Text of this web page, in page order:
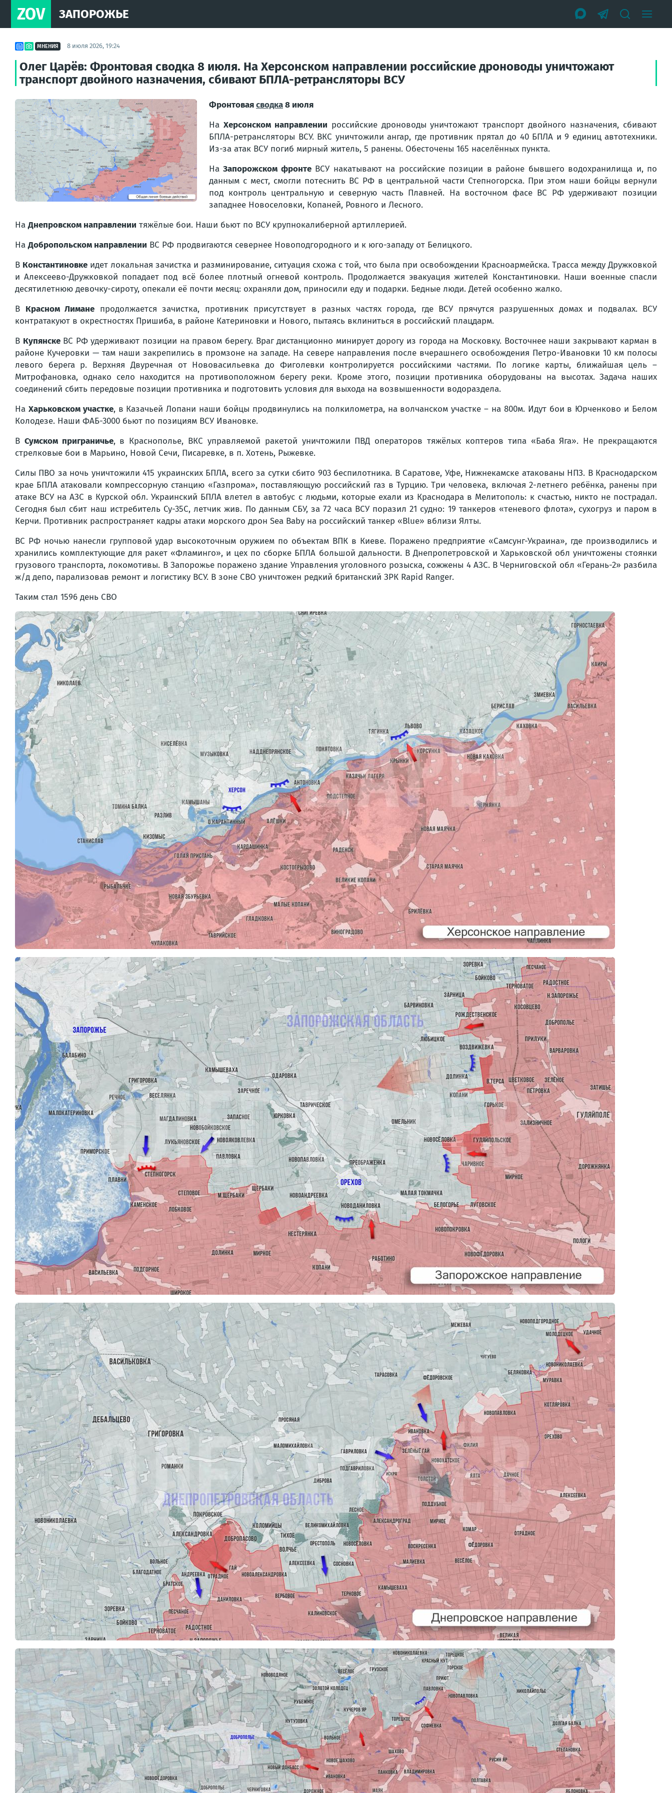
ZOV ЗАПОРОЖЬЕ
МНЕНИЯ 8 июля 2026, 19:24
Олег Царёв: Фронтовая сводка 8 июля. На Херсонском направлении российские дроноводы уничтожают
транспорт двойного назначения, сбивают БПЛА-ретрансляторы ВСУ
Фронтоваясводка8 июля
На Херсонском направлении российские дроноводы уничтожают транспорт двойного назначения, сбивают
БПЛА-ретрансляторы ВСУ. ВКС уничтожили ангар, где противник прятал до 40 БПЛА и 9 единиц автотехники.
Из-за атак ВСУ погиб мирный житель, 5 ранены. Обесточены 165 населённых пункта.
НаЗапорожском фронтеВСУ накатывают на российские позиции в районе бывшего водохранилища и, по
данным с мест, смогли потеснить ВС РФ в центральной части Степногорска. При этом наши бойцы вернули
под контроль центральную и северную часть Плавней. На восточном фасе ВС РФ удерживают позиции
западнее Новоселовки, Копаней, Ровного и Лесного.
НаДнепровском направлении тяжёлые бои. Наши бьют по ВСУ крупнокалиберной артиллерией.
НаДобропольском направлении ВС РФ продвигаются севернее Новоподгородного и к юго-западу от Белицкого.
В Константиновке идет локальная зачистка и разминирование, ситуация схожа с той, что была при освобождении Красноармейска. Трасса между Дружковкой
и Алексеево-Дружковкой попадает под всё более плотный огневой контроль. Продолжается эвакуация жителей Константиновки. Наши военные спасли
десятилетнюю девочку-сироту, опекали её почти месяц: охраняли дом, приносили еду и подарки. Бедные люди. Детей особенно жалко.
В Красном Лимане продолжается зачистка, противник присутствует в разных частях города, где ВСУ прячутся разрушенных домах и подвалах. ВСУ
контратакуют в окрестностях Пришиба, в районе Катериновки и Нового, пытаясь вклиниться в российский плацдарм.
В КупянскеВС РФ удерживают позиции на правом берегу. Враг дистанционно минирует дорогу из города на Московку. Восточнее наши закрывают карман в
районе Кучеровки — там наши закрепились в промзоне на западе. На севере направления после вчерашнего освобождения Петро-Ивановки 10 км полосы
левого берега р. Верхняя Двуречная от Нововасильевка до Фиголевки контролируется российскими частями. По логике карты, ближайшая цель –
Митрофановка, однако село находится на противоположном берегу реки. Кроме этого, позиции противника оборудованы на высотах. Задача наших
соединений сбить передовые позиции противника и подготовить условия для выхода на возвышенности водораздела.
На Харьковском участке, в Казачьей Лопани наши бойцы продвинулись на полкилометра, на волчанском участке – на 800м. Идут бои в Юрченково и Белом
Колодезе. Наши ФАБ-3000 бьют по позициям ВСУ Ивановке.
В Сумском приграничье, в Краснополье, ВКС управляемой ракетой уничтожили ПВД операторов тяжёлых коптеров типа «Баба Яга». Не прекращаются
стрелковые бои в Марьино, Новой Сечи, Писаревке, в п. Хотень, Рыжевке.
Силы ПВО за ночь уничтожили 415 украинских БПЛА, всего за сутки сбито 903 беспилотника. В Саратове, Уфе, Нижнекамске атакованы НПЗ. В Краснодарском
крае БПЛА атаковали компрессорную станцию «Газпрома», поставляющую российский газ в Турцию. Три человека, включая 2-летнего ребёнка, ранены при
атаке ВСУ на АЗС в Курской обл. Украинский БПЛА влетел в автобус с людьми, которые ехали из Краснодара в Мелитополь: к счастью, никто не пострадал.
Сегодня был сбит наш истребитель Су-35С, летчик жив. По данным СБУ, за 72 часа ВСУ поразил 21 судно: 19 танкеров «теневого флота», сухогруз и паром в
Керчи. Противник распространяет кадры атаки морского дрон Sea Baby на российский танкер «Blue» вблизи Ялты.
ВС РФ ночью нанесли групповой удар высокоточным оружием по объектам ВПК в Киеве. Поражено предприятие «Самсунг-Украина», где производились и
хранились комплектующие для ракет «Фламинго», и цех по сборке БПЛА большой дальности. В Днепропетровской и Харьковской обл уничтожены стоянки
грузового транспорта, локомотивы. В Запорожье поражено здание Управления уголовного розыска, сожжены 4 АЗС. В Черниговской обл «Герань-2» разбила
ж/д депо, парализовав ремонт и логистику ВСУ. В зоне СВО уничтожен редкий британский ЗРК Rapid Ranger.
Таким стал 1596 день СВО